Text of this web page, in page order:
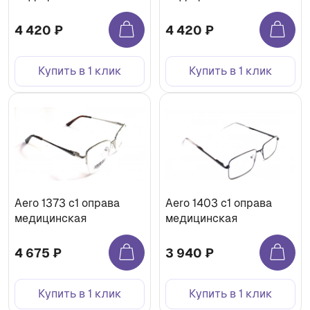
4 420 ₽
Купить в 1 клик
4 420 ₽
Купить в 1 клик
Aero 1373 с1 оправа
медицинская
4 675 ₽
Купить в 1 клик
Aero 1403 с1 оправа
медицинская
3 940 ₽
Купить в 1 клик